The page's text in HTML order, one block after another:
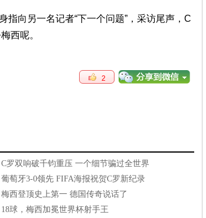
向另一名记者“下一个问题”，采访尾声，C
西呢。
2
C罗双响破千钧重压 一个细节骗过全世界
葡萄牙3-0领先 FIFA海报祝贺C罗新纪录
梅西登顶史上第一 德国传奇说话了
18球，梅西加冕世界杯射手王